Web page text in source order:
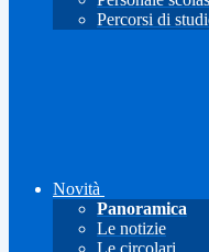
Percorsi di
Novità
Panoramica
Le notizie